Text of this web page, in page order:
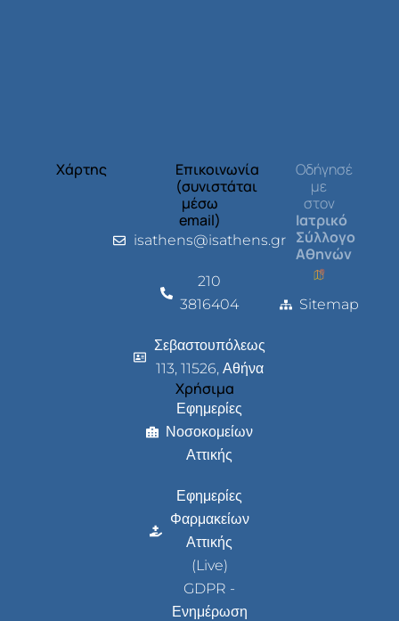
Χάρτης
Επικοινωνία
(συνιστάται
μέσω
email)
isathens@isathens.gr
210
3816404
Σεβαστουπόλεως
113, 11526, Αθήνα
Χρήσιμα
Εφημερίες
Νοσοκομείων
Αττικής
Εφημερίες
Φαρμακείων
Αττικής
(Live)
GDPR -
Ενημέρωση
Οδήγησέ
με
στον
Ιατρικό
Σύλλογο
Αθηνών
Sitemap